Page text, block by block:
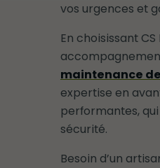
vos urgences et
En choisissant
maintenance
expertise en
performantes,
sécurité.
Besoin d’un